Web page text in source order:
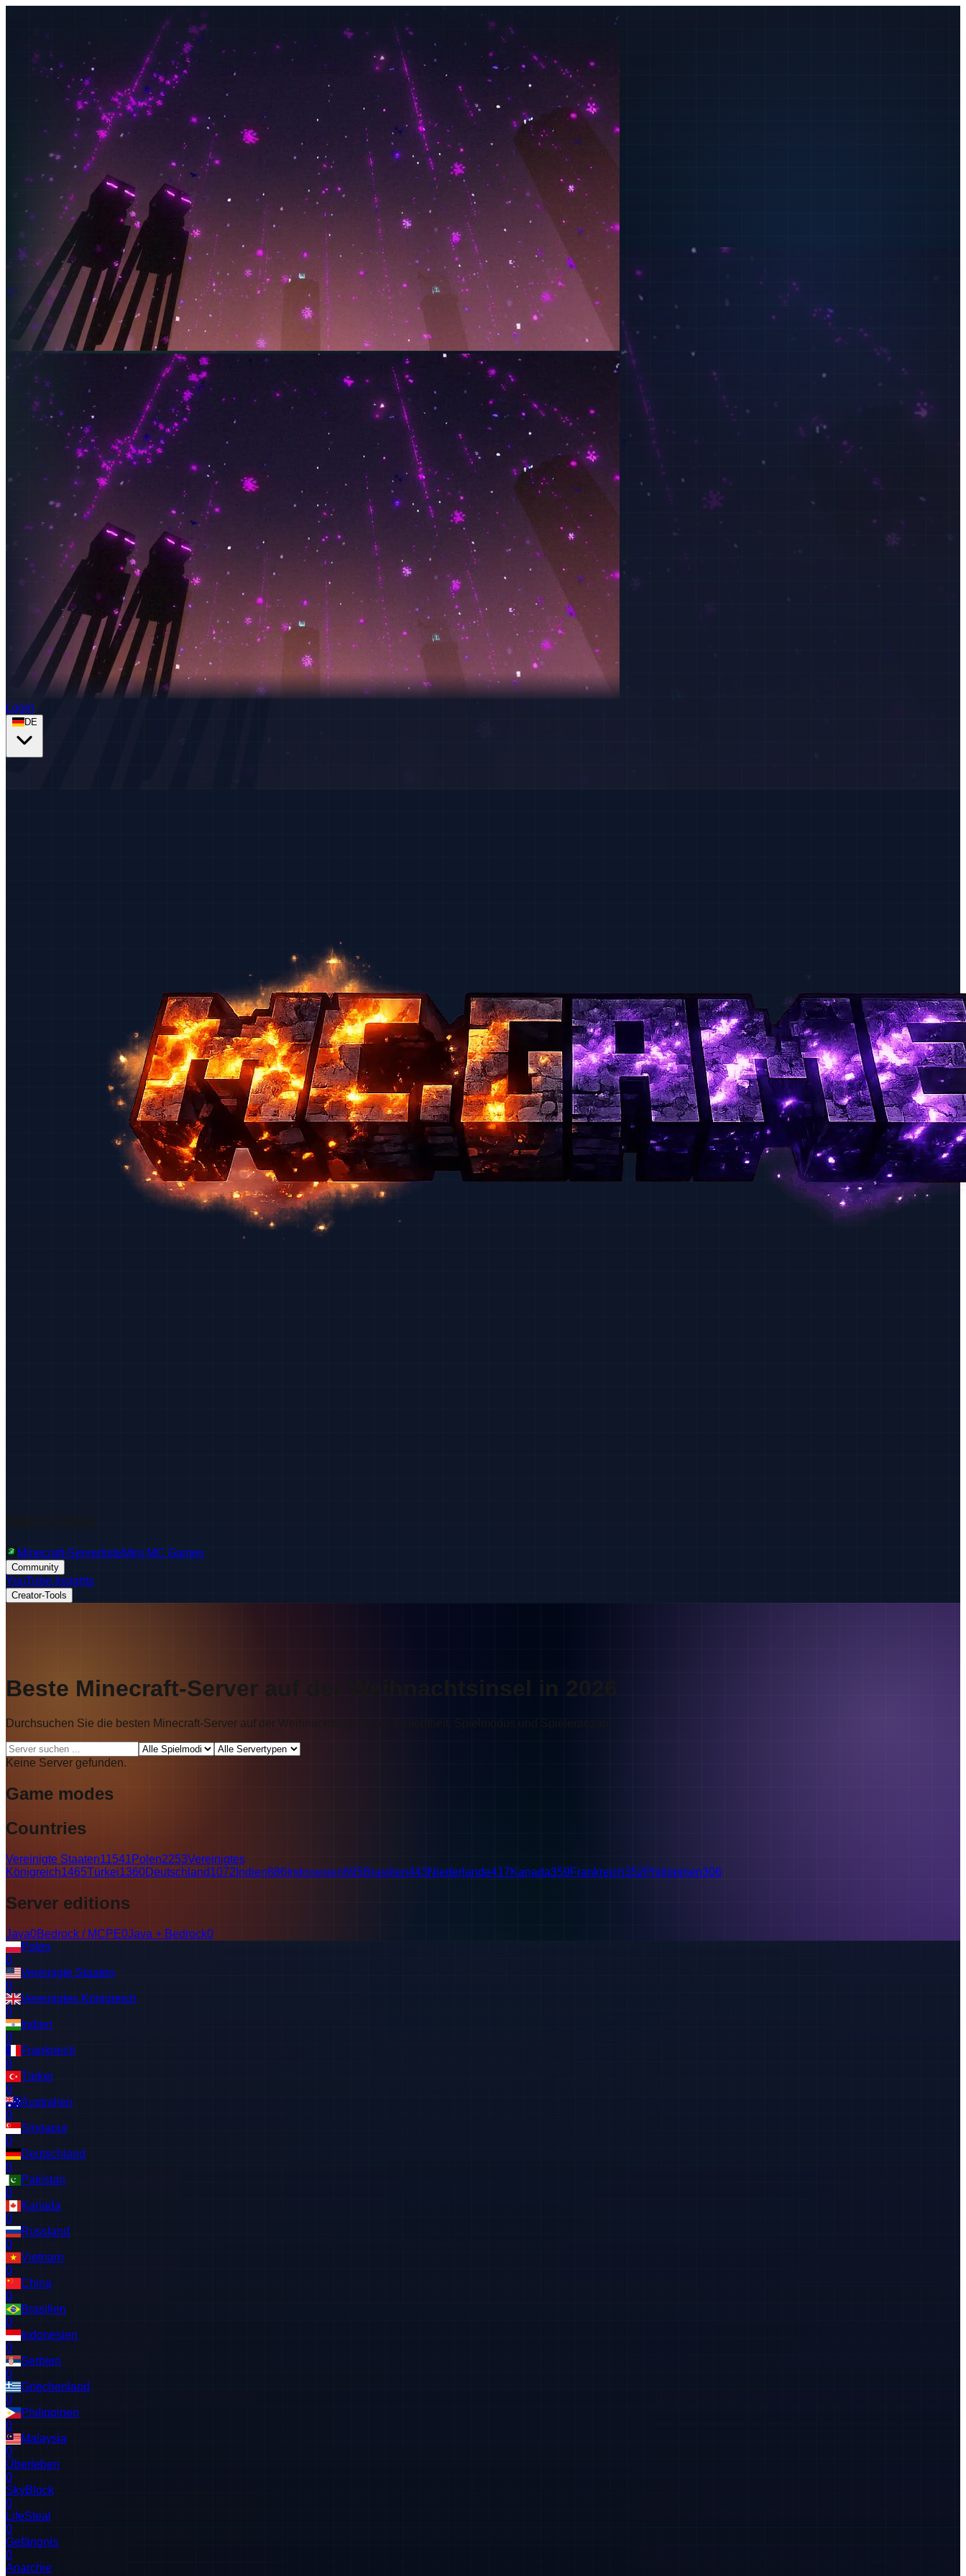
Login
DE
Minecraft-ServerlisteMini MC Games
Community
YouTube Insights
Creator-Tools
Beste Minecraft-Server auf der Weihnachtsinsel in 2026
Durchsuchen Sie die besten Minecraft-Server auf der Weihnachtsinsel nach Beliebtheit, Spielmodus und Spieleranzahl.
Keine Server gefunden.
Game modes
Countries
Vereinigte Staaten11541Polen2253Vereinigtes
Königreich1465Türkei1360Deutschland1072 Indien886 Indonesien695Brasilien443Niederlande417Kanada359Frankreich352Philippinen306
Server editions
Java0Bedrock / MCPE0Java + Bedrock0
Polen
0
Vereinigte Staaten
0
Vereinigtes Königreich
0
Indien
0
Frankreich
0
Türkei
0
Australien
0
Singapur
0
Deutschland
0
Pakistan
0
Kanada
0
Russland
0
Vietnam
0
China
0
Brasilien
0
Indonesien
0
Serbien
0
Griechenland
0
Philippinen
0
Malaysia
0
Überleben
0
SkyBlock
0
LifeSteal
0
Gefängnis
0
Anarchie